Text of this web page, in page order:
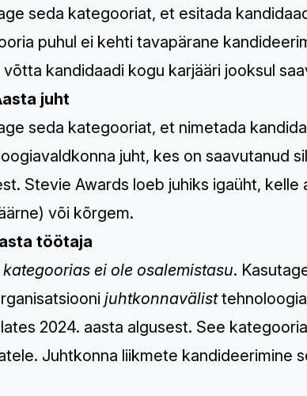
seda kategooriat, et esitada
puhul ei kehti tavapärane
kandidaadi kogu karjääri jooksul
juht
seda kategooriat, et nimetada
juht, kes on saavutanud
Stevie Awards loeb juhiks igaüht,
või kõrgem.
töötaja
kategoorias ei ole osalemistasu.
juhtkonnavälist
2024. aasta algusest. See
Juhtkonna liikmete kandideerimine